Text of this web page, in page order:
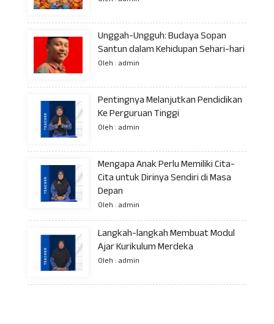
Unggah-Ungguh: Budaya Sopan
Santun dalam Kehidupan Sehari-hari
Oleh : admin
Pentingnya Melanjutkan Pendidikan
Ke Perguruan Tinggi
Oleh : admin
Mengapa Anak Perlu Memiliki Cita-
Cita untuk Dirinya Sendiri di Masa
Depan
Oleh : admin
Langkah-langkah Membuat Modul
Ajar Kurikulum Merdeka
Oleh : admin